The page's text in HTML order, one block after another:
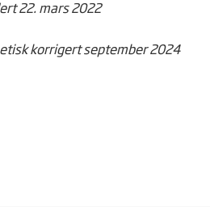
22. mars 2022
korrigert september 2024